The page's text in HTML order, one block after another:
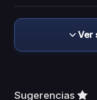
Ver
Sugerencias